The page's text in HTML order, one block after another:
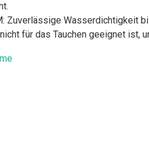
Zuverlässige Wasserdichtigkeit
für das Tauchen geeignet ist,